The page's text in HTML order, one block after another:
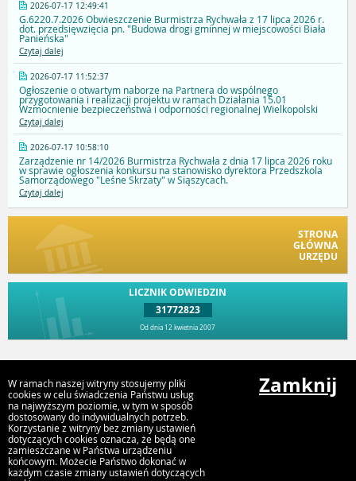
2026-07-17 12:49:41
G.6220.7.2026 Obwieszczenie Burmistrza Rychwała z 17 lipca 2026 r.
dot. przedsięwzięcia pn. "Budowa drogi gminnej w miejscowości Biała
Panieńska"
Czytaj dalej
2026-07-17 11:52:37
Ogłoszenie o otwartym naborze na Partnera do wspólnego
przygotowania i realizacji projektu w ramach Działania 15.01
Wzmocnienie bezpieczeństwa i odporności regionalnej Wielkopolski
Czytaj dalej
2026-07-17 10:58:10
Zarządzenie nr 14/2026 Burmistrza Rychwała z dnia 17 lipca 2026 roku
w sprawie ogłoszenia konkursu na stanowisko dyrektora Przedszkola
Samorządowego "Leśne Skrzaty" w Siąszycach.
Czytaj dalej
STRONA
GŁÓWNA
URZĘDU
LICZNIK ODWIEDZIN
31772823
Od dnia 12 kwietnia 2007
Urząd Gminy i Miasta Rychwał
Plac Wolności 16, 62-570 Rychwał
W ramach naszej witryny stosujemy pliki
cookies w celu świadczenia Państwu usług
na najwyższym poziomie, w tym w sposób
dostosowany do indywidualnych potrzeb.
Korzystanie z witryny bez zmiany ustawień
dotyczących cookies oznacza, że będą one
zamieszczane w Państwa urządzeniu
końcowym. Możecie Państwo dokonać w
każdym czasie zmiany ustawień dotyczących
Zamknij